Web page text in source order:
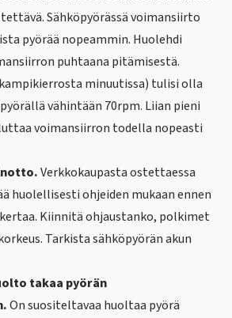
Sähköpyörässä voimansiirto
pyörää nopeammin. Huolehdi
puhtaana pitämisestä.
minuutissa) tulisi olla
vähintään 70rpm. Liian pieni
voimansiirron todella nopeasti
Verkkokaupasta ostettaessa
huolellisesti ohjeiden mukaan ennen
Kiinnitä ohjaustanko, polkimet
Tarkista sähköpyörän akun
takaa pyörän
On suositeltavaa huoltaa pyörä